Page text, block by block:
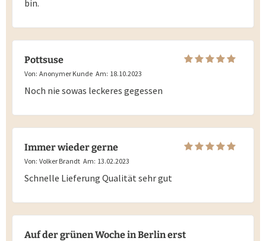
bin.
Pottsuse
Von: Anonymer Kunde Am: 18.10.2023
Noch nie sowas leckeres gegessen
Immer wieder gerne
Von: Volker Brandt Am: 13.02.2023
Schnelle Lieferung Qualität sehr gut
Auf der grünen Woche in Berlin erst